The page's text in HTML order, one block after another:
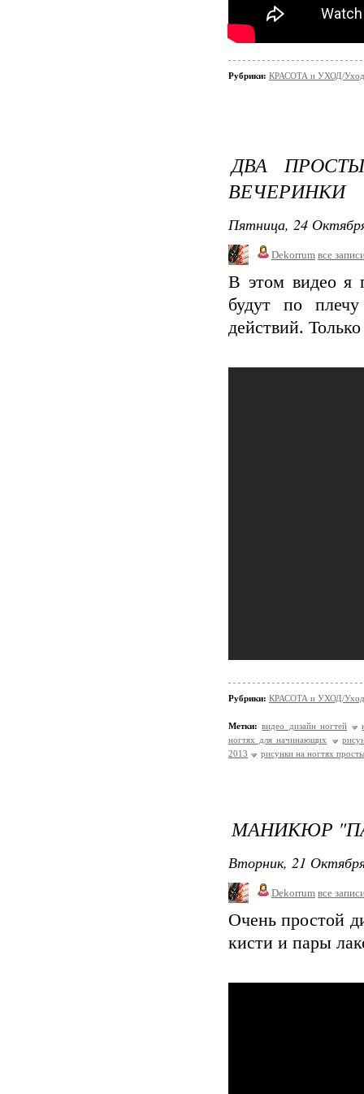
Рубрики: КРАСОТА и УХОД/Уход
ДВА
ВЕЧЕРИНКИ
Пятница, 24
Dekorrum все
В этом видео я
будут по
действий.
Рубрики: КРАСОТА и УХОД/Уход
Метки: видео дизайн ногтей
ногтях для начинающих
2013
рисунки на ногтях
МАНИКЮР
Вторник, 21
Dekorrum все
Очень простой
кисти и пары